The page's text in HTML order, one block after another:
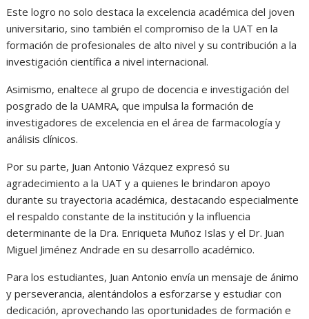
Este logro no solo destaca la excelencia académica del joven
universitario, sino también el compromiso de la UAT en la
formación de profesionales de alto nivel y su contribución a la
investigación científica a nivel internacional.
Asimismo, enaltece al grupo de docencia e investigación del
posgrado de la UAMRA, que impulsa la formación de
investigadores de excelencia en el área de farmacología y
análisis clínicos.
Por su parte, Juan Antonio Vázquez expresó su
agradecimiento a la UAT y a quienes le brindaron apoyo
durante su trayectoria académica, destacando especialmente
el respaldo constante de la institución y la influencia
determinante de la Dra. Enriqueta Muñoz Islas y el Dr. Juan
Miguel Jiménez Andrade en su desarrollo académico.
Para los estudiantes, Juan Antonio envía un mensaje de ánimo
y perseverancia, alentándolos a esforzarse y estudiar con
dedicación, aprovechando las oportunidades de formación e